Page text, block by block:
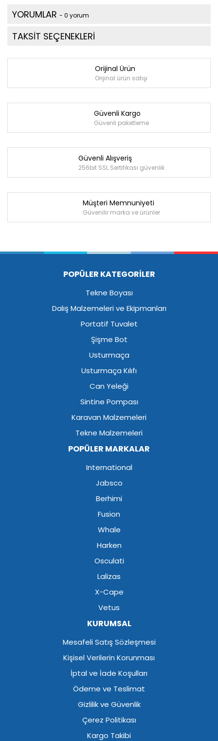
YORUMLAR - 0 yorum
TAKSİT SEÇENEKLERİ
Orijinal Ürün
Orijinal ürün satışı
Güvenli Kargo
Güvenli paketleme
Güvenli Alışveriş
256bit SSL Sertifikası güvenlik
Müşteri Memnuniyeti
Güvenilir marka ve ürünler
POPÜLER KATEGORİLER
Tekne Boyası
Dalış Malzemeleri ve Ekipmanları
Portatif Tuvalet
Şişme Bot
Usturmaça
Usturmaça Kılıfı
Can Yeleği
Sintine Pompası
Karavan Malzemeleri
Tekne Malzemeleri
POPÜLER MARKALAR
International
Jabsco
Berhimi
Fusion
Whale
Harken
Osculati
Lalizas
X-Cape
Vetus
KURUMSAL
Mesafeli Satış Sözleşmesi
Kişisel Verilerin Korunması
İptal ve İade Koşulları
Ödeme ve Teslimat
Gizlilik ve Güvenlik
Çerez Politikası
Kargo Takibi